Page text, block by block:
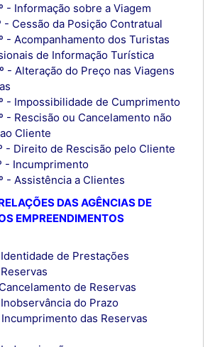
- Informação sobre a Viagem
- Cessão da Posição Contratual
- Acompanhamento dos Turistas
de Informação Turística
- Alteração do Preço nas Viagens
- Impossibilidade de Cumprimento
- Rescisão ou Cancelamento não
Cliente
- Direito de Rescisão pelo Cliente
- Incumprimento
- Assistência a Clientes
DAS AGÊNCIAS DE
EMPREENDIMENTOS
de Prestações
de Reservas
do Prazo
das Reservas